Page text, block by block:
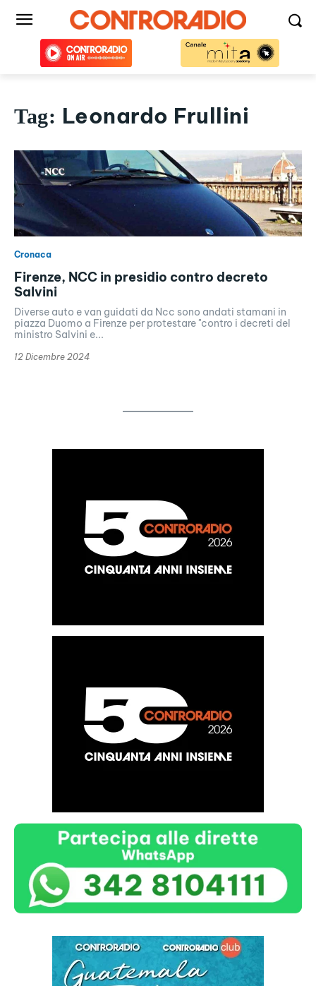
Tag: Leonardo Frullini
Cronaca
Firenze, NCC in presidio contro decreto
Salvini
Diverse auto e van guidati da Ncc sono andati stamani in
piazza Duomo a Firenze per protestare "contro i decreti del
ministro Salvini e...
12 Dicembre 2024